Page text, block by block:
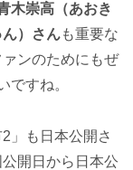
木崇高（あおき
）さんも重要な
ンのためにもぜ
ですね。
」も日本公開さ
開日から日本公